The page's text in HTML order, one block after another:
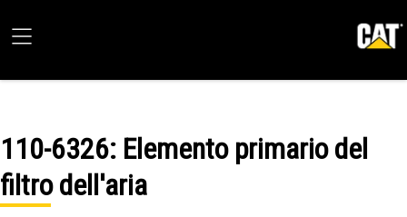
110-6326: Elemento primario del
filtro dell'aria